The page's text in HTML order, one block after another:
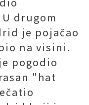
drugom
je pojačao
na visini.
pogodio
"hat